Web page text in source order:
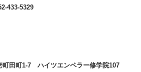
433-5329
町田町1-7 ハイツエンペラー修学院107